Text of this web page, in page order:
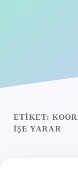
Yasal Uyarı
ETIKET:
IŞE YARAR